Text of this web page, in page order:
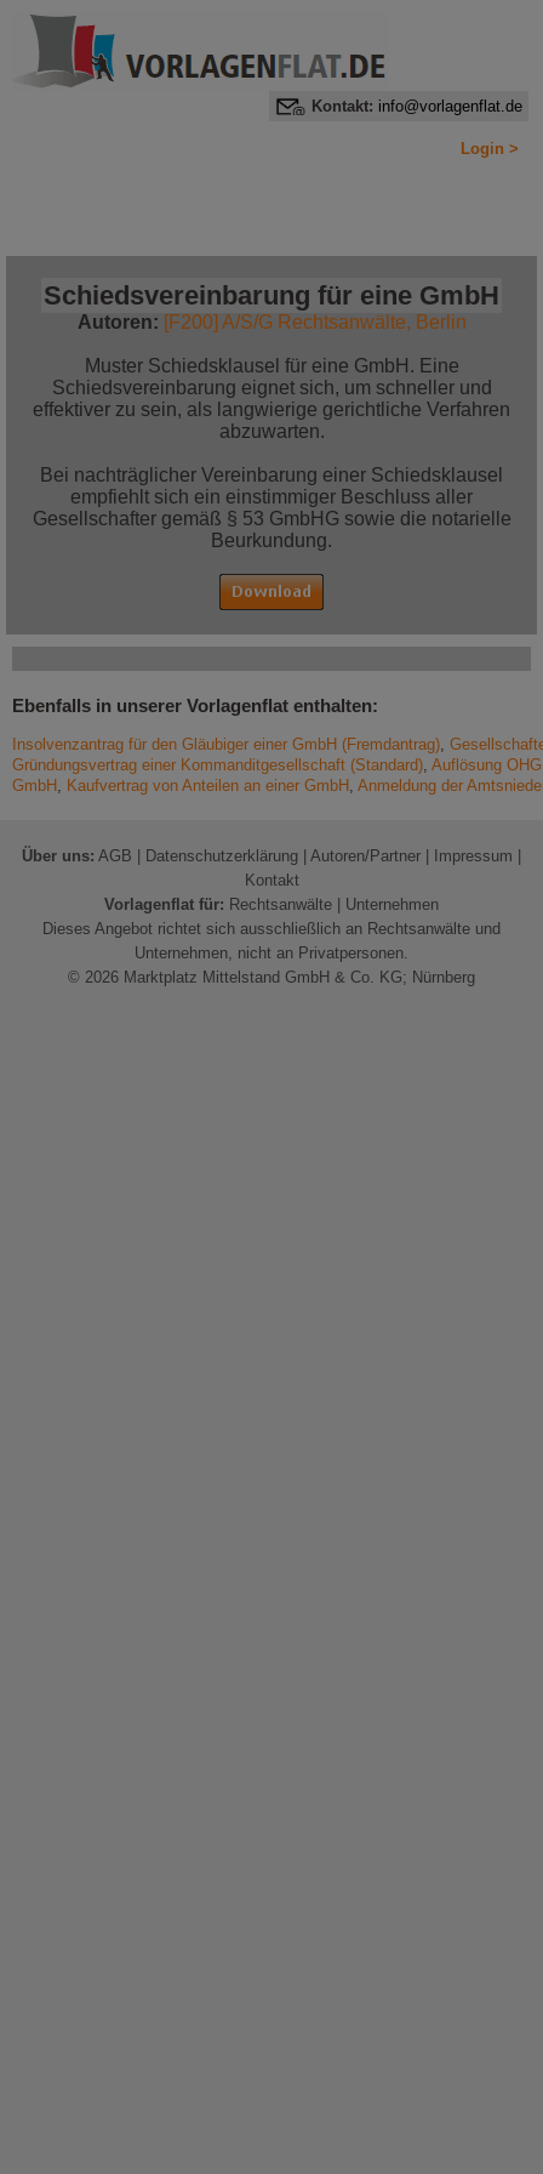
Kontakt: info@vorlagenflat.de
Login >
Schiedsvereinbarung für eine GmbH
Autoren: [F200] A/S/G Rechtsanwälte, Berlin
Muster Schiedsklausel für eine GmbH. Eine
Schiedsvereinbarung eignet sich, um schneller und
effektiver zu sein, als langwierige gerichtliche Verfahren
abzuwarten.
Bei nachträglicher Vereinbarung einer Schiedsklausel
empfiehlt sich ein einstimmiger Beschluss aller
Gesellschafter gemäß § 53 GmbHG sowie die notarielle
Beurkundung.
Ebenfalls in unserer Vorlagenflat enthalten:
Insolvenzantrag für den Gläubiger einer GmbH (Fremdantrag),
Gründungsvertrag einer Kommanditgesellschaft (Standard), Auflösung
GmbH , Kaufvertrag von Anteilen an einer GmbH , Anmeldung der
Über uns: AGB Datenschutzerklärung Autoren/Partner Impressum
Kontakt
Vorlagenflat für: Rechtsanwälte
Unternehmen
Dieses Angebot richtet sich ausschließlich an Rechtsanwälte und
Unternehmen, nicht an Privatpersonen.
© 2026 Marktplatz Mittelstand GmbH & Co. KG; Nürnberg